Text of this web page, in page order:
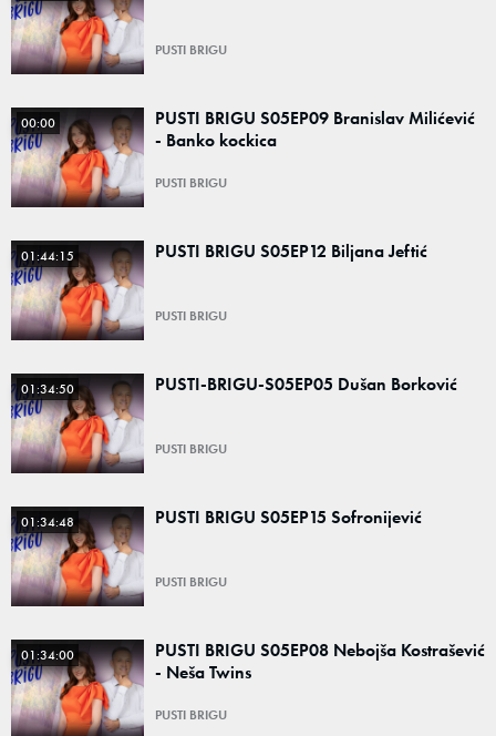
PUSTI BRIGU
00:00
PUSTI BRIGU S05EP09 Branislav Milićević
- Banko kockica
PUSTI BRIGU
01:44:15 PUSTI BRIGU S05EP12 Biljana Jeftić
PUSTI BRIGU
01:34:50 PUSTI-BRIGU-S05EP05 Dušan Borković
PUSTI BRIGU
01:34:48 PUSTI BRIGU S05EP15 Sofronijević
PUSTI BRIGU
01:34:00
PUSTI BRIGU S05EP08 Nebojša Kostrašević
- Neša Twins
PUSTI BRIGU